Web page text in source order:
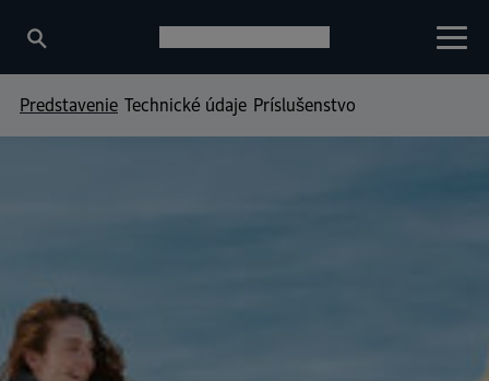
Predstavenie Technické údaje Príslušenstvo